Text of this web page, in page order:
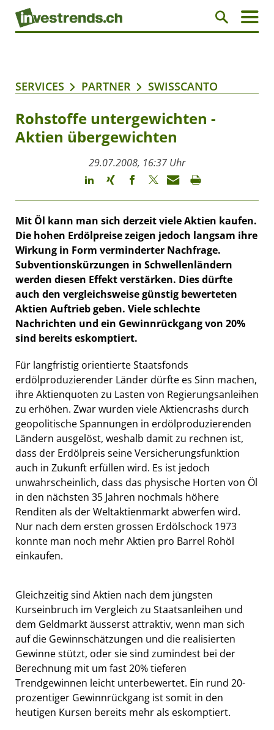
SERVICES PARTNER SWISSCANTO
Rohstoffe untergewichten -
Aktien übergewichten
29.07.2008, 16:37 Uhr
Mit Öl kann man sich derzeit viele Aktien kaufen.
Die hohen Erdölpreise zeigen jedoch langsam ihre
Wirkung in Form verminderter Nachfrage.
Subventionskürzungen in Schwellenländern
werden diesen Effekt verstärken. Dies dürfte
auch den vergleichsweise günstig bewerteten
Aktien Auftrieb geben. Viele schlechte
Nachrichten und ein Gewinnrückgang von 20%
sind bereits eskomptiert.
Für langfristig orientierte Staatsfonds
erdölproduzierender Länder dürfte es Sinn machen,
ihre Aktienquoten zu Lasten von Regierungsanleihen
zu erhöhen. Zwar wurden viele Aktiencrashs durch
geopolitische Spannungen in erdölproduzierenden
Ländern ausgelöst, weshalb damit zu rechnen ist,
dass der Erdölpreis seine Versicherungsfunktion
auch in Zukunft erfüllen wird. Es ist jedoch
unwahrscheinlich, dass das physische Horten von Öl
in den nächsten 35 Jahren nochmals höhere
Renditen als der Weltaktienmarkt abwerfen wird.
Nur nach dem ersten grossen Erdölschock 1973
konnte man noch mehr Aktien pro Barrel Rohöl
einkaufen.
Gleichzeitig sind Aktien nach dem jüngsten
Kurseinbruch im Vergleich zu Staatsanleihen und
dem Geldmarkt äusserst attraktiv, wenn man sich
auf die Gewinnschätzungen und die realisierten
Gewinne stützt, oder sie sind zumindest bei der
Berechnung mit um fast 20% tieferen
Trendgewinnen leicht unterbewertet. Ein rund 20-
prozentiger Gewinnrückgang ist somit in den
heutigen Kursen bereits mehr als eskomptiert.